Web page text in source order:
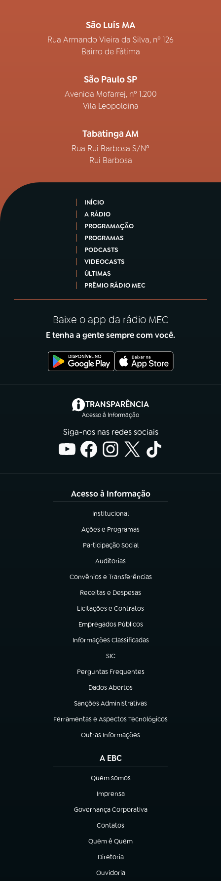
São Luís MA
Rua Armando Vieira da Silva, nº 126
Bairro de Fátima
São Paulo SP
Avenida Mofarrej, nº 1.200
Vila Leopoldina
Tabatinga AM
Rua Rui Barbosa S/Nº
Rui Barbosa
INÍCIO
A RÁDIO
PROGRAMAÇÃO
PROGRAMAS
PODCASTS
VIDEOCASTS
ÚLTIMAS
PRÊMIO RÁDIO MEC
Baixe o app da rádio MEC
E tenha a gente sempre com você.
TRANSPARÊNCIA
Acesso à Informação
(abre em nova aba)
Siga-nos nas redes sociais
Acesso à Informação
Institucional
(abre em nova aba)
Ações e Programas
(abre em nova aba)
Participação Social
(abre em nova aba)
Auditorias
(abre em nova aba)
Convênios e Transferências
(abre em nova aba)
Receitas e Despesas
(abre em nova aba)
Licitações e Contratos
(abre em nova aba)
Empregados Públicos
(abre em nova aba)
Informações Classificadas
(abre em nova aba)
SIC
(abre em nova aba)
Perguntas Frequentes
(abre em nova aba)
Dados Abertos
(abre em nova aba)
Sanções Administrativas
(abre em nova aba)
Ferramentas e Aspectos Tecnológicos
(abre em nova aba)
Outras Informações
(abre em nova aba)
A EBC
Quem somos
(abre em nova aba)
Imprensa
(abre em nova aba)
Governança Corporativa
(abre em nova aba)
Contatos
(abre em nova aba)
Quem é Quem
(abre em nova aba)
Diretoria
(abre em nova aba)
Ouvidoria
(abre em nova aba)